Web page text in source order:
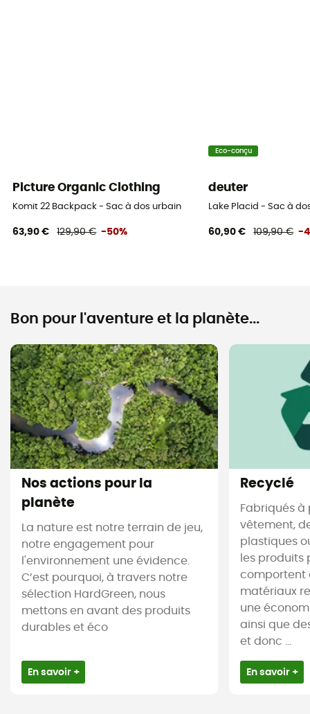
Picture Organic Clothing
Komit 22 Backpack - Sac à dos urbain
63,90 € 129,90 € -50%
Eco-conçu
deuter
Lake Placid - Sac à
60,90 € 109,90 € -
Bon pour l'aventure et la planète...
Nos actions pour la
planète
La nature est notre terrain de jeu,
notre engagement pour
l'environnement une évidence.
C’est pourquoi, à travers notre
sélection HardGreen, nous
mettons en avant des produits
durables et éco
En savoir +
Recyclé
Fabriqués à
vêtement,
plastiques
les produits
comportent
matériaux
une
ainsi que
et donc ...
En savoir +